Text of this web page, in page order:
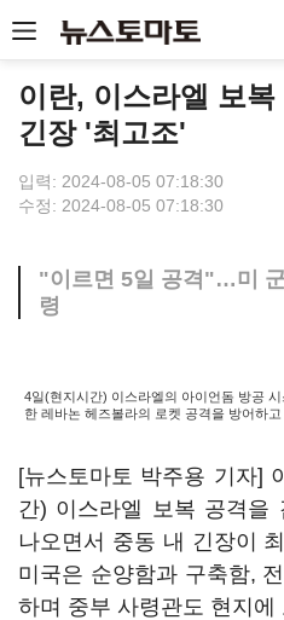
이란, 이스라엘 보
긴장 '최고조'
입력: 2024-08-05 07:18:30
수정: 2024-08-05 07:18:30
"이르면 5일 공격"…미 군
령
4일(현지시간) 이스라엘의 아이언돔 방공
한 레바논 헤즈볼라의 로켓 공격을 방어하
[뉴스토마토 박주용 기자]
간) 이스라엘 보복 공격을
나오면서 중동 내 긴장이
미국은 순양함과 구축함,
하며 중부 사령관도 현지에